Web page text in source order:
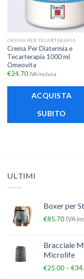
CREMA PER TECARTERAPIA
Crema Per Diatermia e
Tecarterapia 1000 ml
Omeovita
€24.70 IVA inclusa
ACQUISTA
SUBITO
ULTIMI
Boxer per
€85.70 IVA
Bracciale
Microlife
€25.00 – €